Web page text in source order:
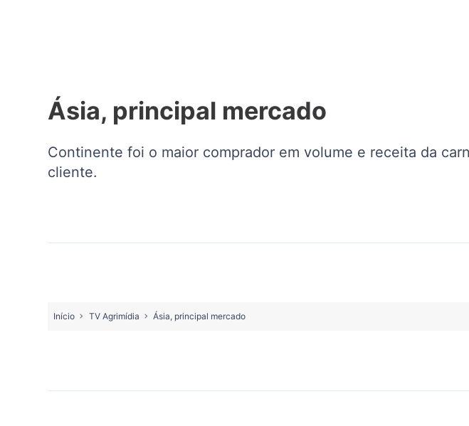
Ásia, principal mercado
Continente foi o maior comprador em volume e receita da
cliente.
Início TV Agrimídia Ásia, principal mercado